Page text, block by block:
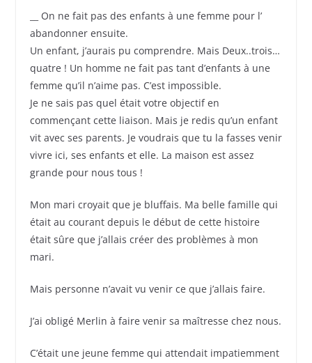
__ On ne fait pas des enfants à une femme pour l’
abandonner ensuite.
Un enfant, j’aurais pu comprendre. Mais Deux..trois…
quatre ! Un homme ne fait pas tant d’enfants à une
femme qu’il n’aime pas. C’est impossible.
Je ne sais pas quel était votre objectif en
commençant cette liaison. Mais je redis qu’un enfant
vit avec ses parents. Je voudrais que tu la fasses venir
vivre ici, ses enfants et elle. La maison est assez
grande pour nous tous !
Mon mari croyait que je bluffais. Ma belle famille qui
était au courant depuis le début de cette histoire
était sûre que j’allais créer des problèmes à mon
mari.
Mais personne n’avait vu venir ce que j’allais faire.
J’ai obligé Merlin à faire venir sa maîtresse chez nous.
C’était une jeune femme qui attendait impatiemment